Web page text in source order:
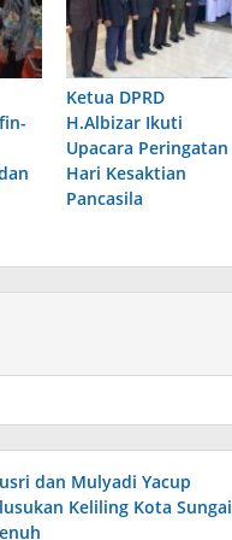
Ketua DPRD
H.Albizar Ikuti
Upacara Peringatan
Hari Kesaktian
Pancasila
dan Mulyadi Yacup
Keliling Kota Sungai